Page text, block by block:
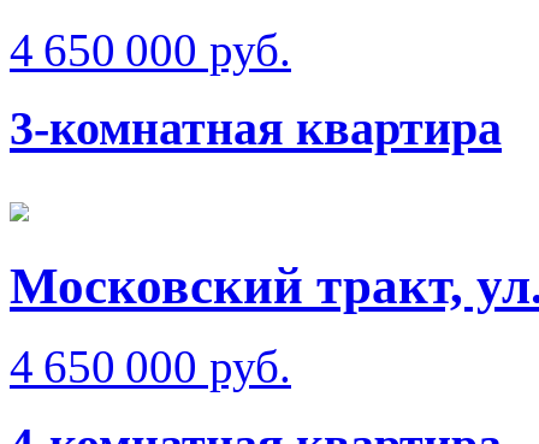
4 650 000 руб.
3-комнатная квартира
Московский тракт,
4 650 000 руб.